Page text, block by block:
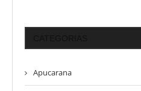
Apucarana